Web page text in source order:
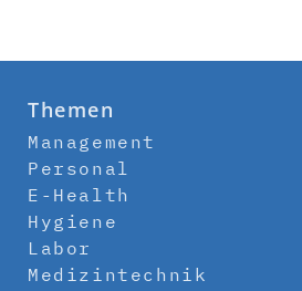
Themen
Management
Personal
E-Health
Hygiene
Labor
Medizintechnik